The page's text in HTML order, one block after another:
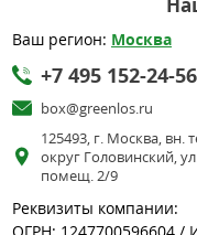
Ваш регион: Москва
+7 495 152-24-56
box@greenlos.ru
125493, г. Москва, вн.
округ Головинский,
помещ. 2/9
Реквизиты компании: